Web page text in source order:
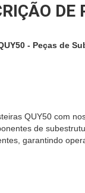
DE
- Peças de
QUY50 com
de
garantindo